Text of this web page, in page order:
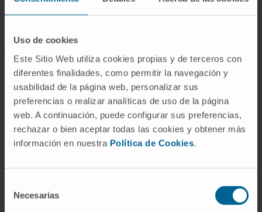
Uso de cookies
Este Sitio Web utiliza cookies propias y de terceros con
diferentes finalidades, como permitir la navegación y
usabilidad de la página web, personalizar sus
preferencias o realizar analíticas de uso de la página
web. A continuación, puede configurar sus preferencias,
rechazar o bien aceptar todas las cookies y obtener más
información en nuestra Política de Cookies.
Necesarias
¡Únete a nuestra comunidad!
SUSCRIBIRSE
Síguenos